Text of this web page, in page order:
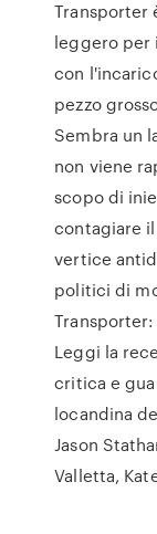
Transporter
leggero per
con
pezzo
Sembra un
non viene
scopo di
contagiare
vertice
politici di
Leggi la
critica e
locandina
Jason
Valletta,